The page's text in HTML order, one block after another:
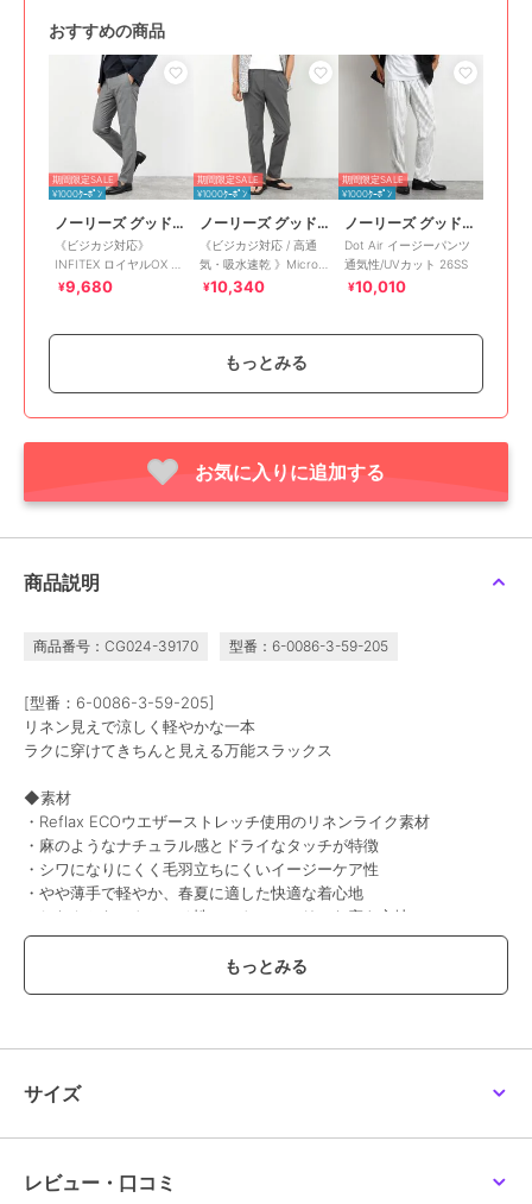
おすすめの商品
期間限定SALE
¥1000ｸｰﾎﾟﾝ
ノーリーズ グッドマン
《ビジカジ対応》
INFITEX ロイヤルOX ス
リムフィットパンツ
¥9,680
期間限定SALE
¥1000ｸｰﾎﾟﾝ
ノーリーズ グッドマン
《ビジカジ対応 / 高通
気・吸水速乾 》Micro
Dotair PT 1タック スマ
¥10,340
期間限定SALE
¥1000ｸｰﾎﾟﾝ
ノーリーズ グッドマン
Dot Air イージーパンツ
通気性/UVカット 26SS
¥10,010
ノーリーズ グッドマン
COOLMAX スリムフィ
¥1000ｸｰﾎﾟﾝ
ノーリーズ グッドマン
ートパンツ 26SS
¥1000ｸｰﾎﾟﾝ
ノーリーズ グッドマン
プ対応》COOLDOTS
期間限定SALE
¥1000ｸｰﾎﾟﾝ
《一部セットアップ対
応》Dot Air 総柄ショー
トパンツ 26SS
¥10,340
期間限定SALE
¥1000ｸｰﾎﾟﾝ
プ対応》Primeflex 吸水
速乾 メランジ鹿の子ス
トレッチイージーPT 2
¥11,880
プ対応》ブッチャーイー
ジーPT 26AW
¥13,530
《ビジカジ/セットアッ
プ対応》軽量シアーリッ
ンツ 26SS
26SS
もっとみる
お気に入りに追加する
商品説明
商品番号：CG024-39170 型番：6-0086-3-59-205
[型番：6-0086-3-59-205]
リネン見えで涼しく軽やかな一本
ラクに穿けてきちんと見える万能スラックス
◆素材
・Reflax ECOウエザーストレッチ使用のリネンライク素材
・麻のようなナチュラル感とドライなタッチが特徴
・シワになりにくく毛羽立ちにくいイージーケア性
・やや薄手で軽やか、春夏に適した快適な着心地
・しなやかなストレッチ性でストレスフリーな穿き心地
・通気性にも優れ、長時間の着用でも快適
◆デザイン
・抜け感がありながらも上品に見えるバランス感
・カジュアルからキレイめまで対応する汎用性の高い一本
・ウエスト後ろゴムのイージー仕様
サイズ
レビュー・口コミ